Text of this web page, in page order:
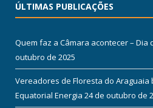
ÚLTIMAS PUBLICAÇÕES
Quem faz a Câmara acontecer – Dia
outubro de 2025
Vereadores de Floresta do Araguaia
Equatorial Energia 24 de outubro de